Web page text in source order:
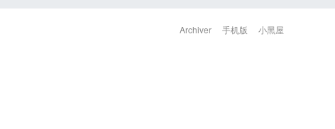
Archiver 手机版 小黑屋